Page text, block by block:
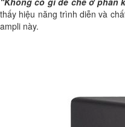
thấy hiệu năng trình diễn và
ampli này.